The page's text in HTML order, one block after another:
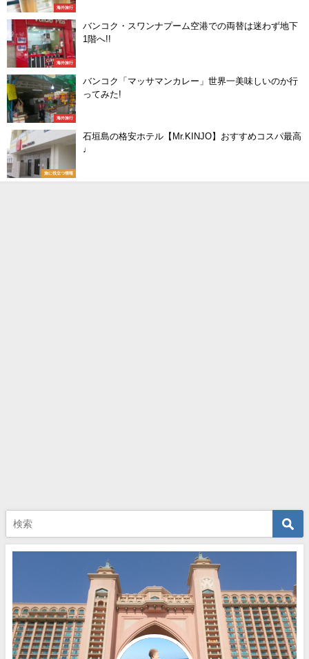
海外旅行
海外旅行
バンコク・スワンナプーム空港での両替は迷わず地下
1階へ!!
海外旅行
バンコク「マッサマンカレー」世界一美味しいのか行
ってみた!
旅に役立つ情報
石垣島の格安ホテル【Mr.KINJO】おすすめコスパ最高
♩